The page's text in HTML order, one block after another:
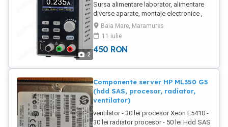
2
Sursa alimentare laborator, alimentare
diverse aparate, montaje electronice ,
60V, 5-10 A Wanptek WPS605H - 60V 5A
- 450 lei OWON PE6103 - 60v 10A - 750
LEI - programabila prin USB, afisaj -
display 2.8" LCD color, iesire USB Plata
Baia Mare, Maramures
11 iulie
450 RON
Componente server HP ML350 G5
(hdd SAS, procesor, radiator,
ventilator)
ventilator - 30 lei procesor Xeon E5410 -
30 lei radiator procesor - 50 lei Hdd SAS